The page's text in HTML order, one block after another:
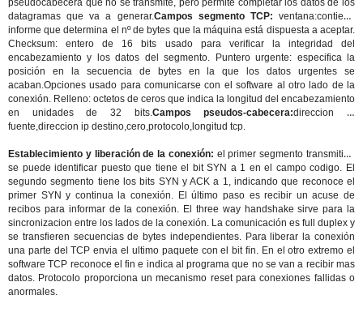
pseudocabecera que no se transmite, pero permite completar los datos de los
datagramas que va a generar.Campos segmento TCP: ventana:contiene
informe que determina el nº de bytes que la máquina está dispuesta a aceptar.
Checksum: entero de 16 bits usado para verificar la integridad del
encabezamiento y los datos del segmento. Puntero urgente: especifica la
posición en la secuencia de bytes en la que los datos urgentes se
acaban.Opciones usado para comunicarse con el software al otro lado de la
conexión. Relleno: octetos de ceros que indica la longitud del encabezamiento
en unidades de 32 bits.Campos pseudos-cabecera:direccion ip
fuente,direccion ip destino,cero,protocolo,longitud tcp.
Establecimiento y liberación de la conexión: el primer segmento transmitido
se puede identificar puesto que tiene el bit SYN a 1 en el campo codigo. El
segundo segmento tiene los bits SYN y ACK a 1, indicando que reconoce el
primer SYN y continua la conexión. El último paso es recibir un acuse de
recibos para informar de la conexión. El three way handshake sirve para la
sincronizacion entre los lados de la conexión. La comunicación es full duplex y
se transfieren secuencias de bytes independientes. Para liberar la conexión
una parte del TCP envia el ultimo paquete con el bit fin. En el otro extremo el
software TCP reconoce el fin e indica al programa que no se van a recibir mas
datos. Protocolo proporciona un mecanismo reset para conexiones fallidas o
anormales.